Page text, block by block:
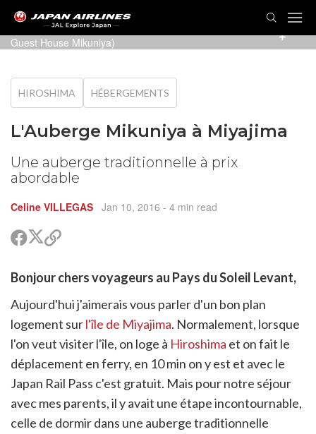
La façade de l'auberge en arrivant (Photo: Miyajima
Guest House Mikuniya)
HIROSHIMA HÉBERGEMENTS
L'Auberge Mikuniya à Miyajima
Une auberge traditionnelle à prix
abordable
Celine VILLEGAS Jan 10, 2016 - 4 min read
PartagerPartager
sur
Copier
pour
Bonjour chers voyageurs au Pays du Soleil Levant,
Aujourd'hui j'aimerais vous parler d'un bon plan
logement surl'île de Miyajima. Normalement, lorsque
l'on veut visiter l'île, on loge à Hiroshima et on fait le
déplacement en ferry, en 10 min on y est et avec le
Japan Rail Pass c'est gratuit. Mais pour notre séjour
avec mes parents, il y avait une étape incontournable,
celle de dormir dans une auberge traditionnelle